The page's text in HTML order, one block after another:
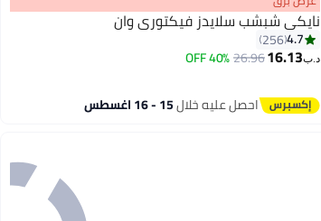
نايكي شبشب سلايدز فيكتوري وان
4.7
256
د.ب‏16.13
26.96
40% OFF
احصل عليه خلال15 - 16 اغسطس